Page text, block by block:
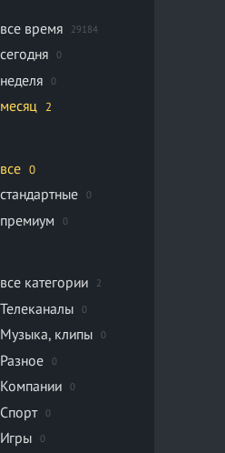
все время 29184
сегодня 0
неделя 0
месяц 2
все 0
стандартные 0
премиум 0
все категории 2
Телеканалы 0
Музыка, клипы 0
Разное 0
Компании 0
Спорт 0
Игры 0